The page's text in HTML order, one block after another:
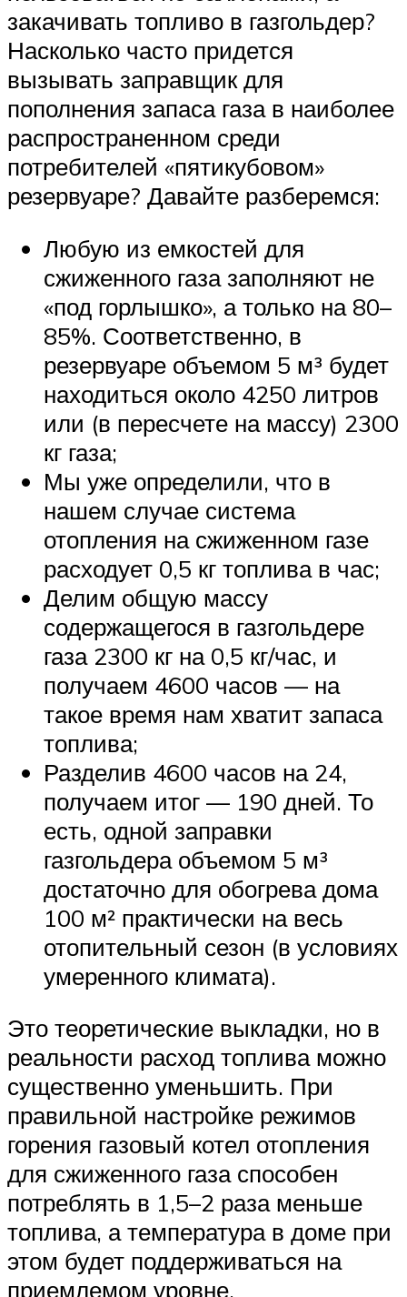
закачивать топливо в газгольдер?
Насколько часто придется
вызывать заправщик для
пополнения запаса газа в наиболее
распространенном среди
потребителей «пятикубовом»
резервуаре? Давайте разберемся:
Любую из емкостей для
сжиженного газа заполняют не
«под горлышко», а только на 80–
85%. Соответственно, в
резервуаре объемом 5 м³ будет
находиться около 4250 литров
или (в пересчете на массу) 2300
кг газа;
Мы уже определили, что в
нашем случае система
отопления на сжиженном газе
расходует 0,5 кг топлива в час;
Делим общую массу
содержащегося в газгольдере
газа 2300 кг на 0,5 кг/час, и
получаем 4600 часов — на
такое время нам хватит запаса
топлива;
Разделив 4600 часов на 24,
получаем итог — 190 дней. То
есть, одной заправки
газгольдера объемом 5 м³
достаточно для обогрева дома
100 м² практически на весь
отопительный сезон (в условиях
умеренного климата).
Это теоретические выкладки, но в
реальности расход топлива можно
существенно уменьшить. При
правильной настройке режимов
горения газовый котел отопления
для сжиженного газа способен
потреблять в 1,5–2 раза меньше
топлива, а температура в доме при
этом будет поддерживаться на
приемлемом уровне.